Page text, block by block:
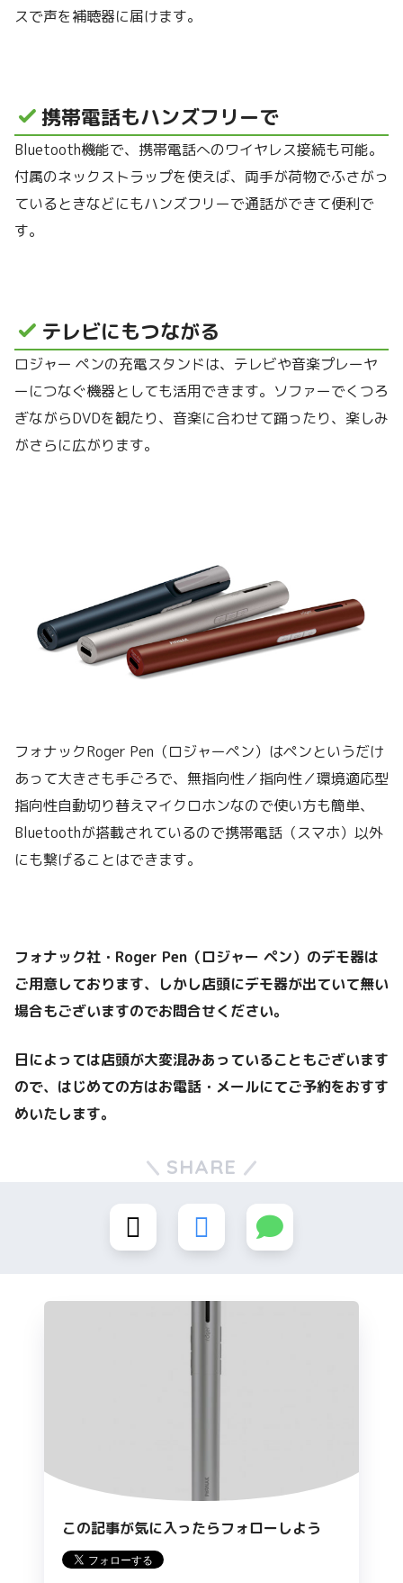
スで声を補聴器に届けます。
携帯電話もハンズフリーで
Bluetooth機能で、携帯電話へのワイヤレス接続も可能。
付属のネックストラップを使えば、両手が荷物でふさがっ
ているときなどにもハンズフリーで通話ができて便利で
す。
テレビにもつながる
ロジャー ペンの充電スタンドは、テレビや音楽プレーヤ
ーにつなぐ機器としても活用できます。ソファーでくつろ
ぎながらDVDを観たり、音楽に合わせて踊ったり、楽しみ
がさらに広がります。
フォナックRoger Pen（ロジャーペン）はペンというだけ
あって大きさも手ごろで、無指向性／指向性／環境適応型
指向性自動切り替えマイクロホンなので使い方も簡単、
Bluetoothが搭載されているので携帯電話（スマホ）以外
にも繋げることはできます。
フォナック社・Roger Pen（ロジャー ペン）のデモ器は
ご用意しております、しかし店頭にデモ器が出ていて無い
場合もございますのでお問合せください。
日によっては店頭が大変混みあっていることもございます
ので、はじめての方はお電話・メールにてご予約をおすす
めいたします。
SHARE
この記事が気に入ったらフォローしよう